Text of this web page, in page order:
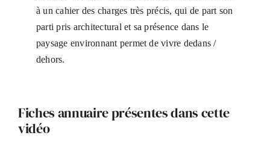
à un cahier des charges très précis, qui de part son
parti pris architectural et sa présence dans le
paysage environnant permet de vivre dedans /
dehors.
Fiches annuaire présentes dans cette
vidéo